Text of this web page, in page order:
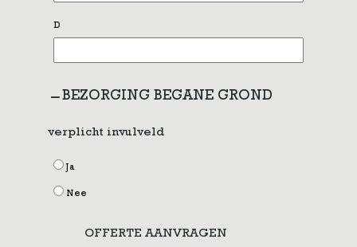
D
BEZORGING BEGANE GROND
verplicht invulveld
Ja
Nee
OFFERTE AANVRAGEN